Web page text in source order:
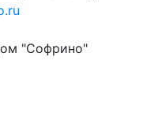
"Софрино"